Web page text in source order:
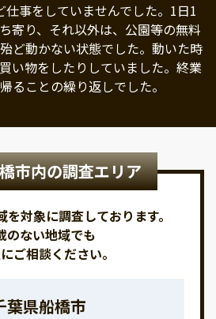
事をしていませんでした。1日1
寄り、それ以外は、公園等の無料
ど動かない状態でした。動いた時
い物をしたりしていました。終業
ることの繰り返しでした。
市内の調査エリア
対象に調査しております。
のない地域でも
ご相談ください。
葉県船橋市